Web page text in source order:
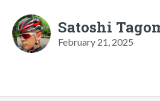
Satoshi
February 21, 2025